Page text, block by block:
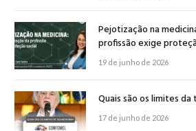
Pejotização na
profissão exige
19 de junho de 2026
Quais são os limites
17 de junho de 2026